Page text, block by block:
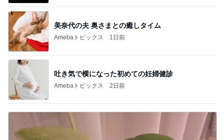
美奈代の夫 奥さまとの癒しタイム
Amebaトピックス 1日前
吐き気で横になった初めての妊婦健診
Amebaトピックス 2日前